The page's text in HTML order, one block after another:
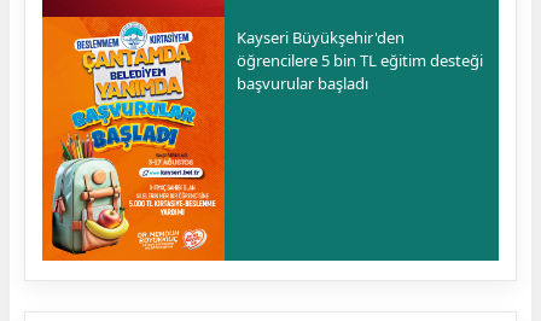
Kayseri Büyükşehir'den
öğrencilere 5 bin TL eğitim desteği
başvurular başladı